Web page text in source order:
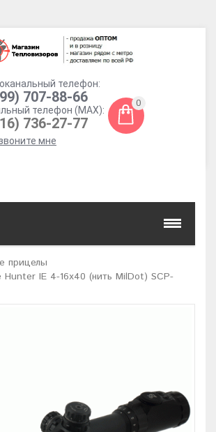
телефон:
707-88-66
телефон (MAX):
736-27-77
мне
0
прицелы
Hunter IE 4-16x40 (нить MilDot) SCP-